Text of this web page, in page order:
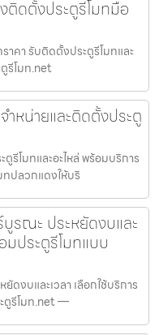
ติดตั้งประตูรีโมทมือ
าคา รับติดตั้งประตูรีโมทและ
รีโมท.net
ำหน่ายและติดตั้งประตู
รีโมทและอะไหล่ พร้อมบริการ
ปลวกแดงให้บริ
บูรณะ ประหยัดงบและ
มประตูรีโมทแบบ
ดงบและเวลา เลือกใช้บริการ
ตูรีโมท.net —